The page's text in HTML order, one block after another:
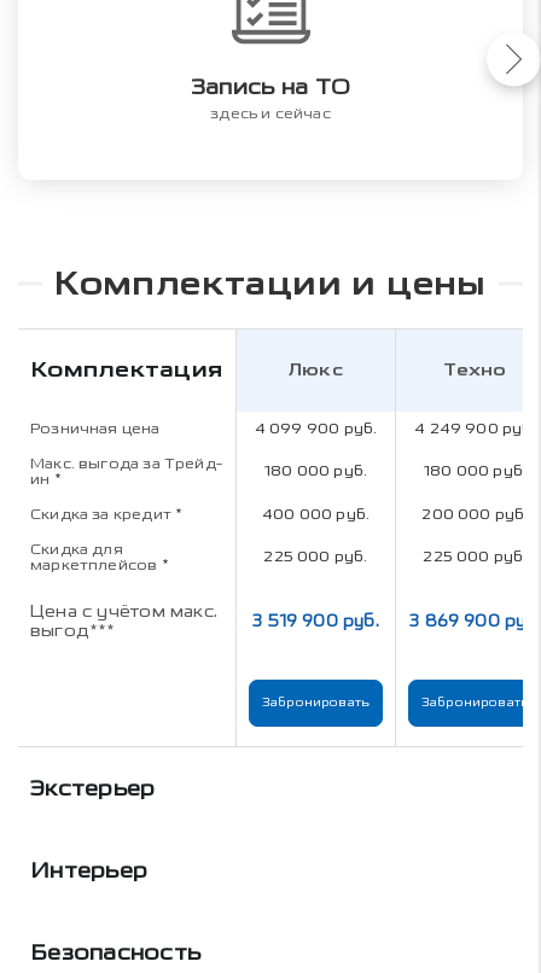
Запись на ТО
здесь и сейчас
Комплектации и цены
Комплектация Люкс Техно
Розничная цена 4 099 900 руб. 4 249 900 руб.
Макс. выгода за Трейд-
ин * 180 000 руб. 180 000 руб.
Скидка за кредит * 400 000 руб. 200 000 руб.
Скидка для
маркетплейсов * 225 000 руб. 225 000 руб.
Цена с учётом макс.
выгод***
3 519 900 руб. 3 869 900 руб.
Забронировать Забронировать
Экстерьер
Интерьер
Безопасность